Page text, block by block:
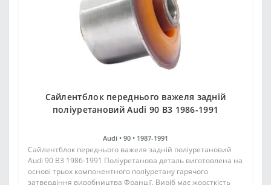
Cайлентблок переднього важеля задній
поліуретановий Audi 90 B3 1986-1991
Audi • 90 • 1987-1991
Cайлентблок переднього важеля задній поліуретановий
Audi 90 B3 1986-1991 Поліуретанова деталь виготовлена на
основі трьох компонентного поліуретану гарячого
затвердіння виробництва Франції. Виріб має жорсткість